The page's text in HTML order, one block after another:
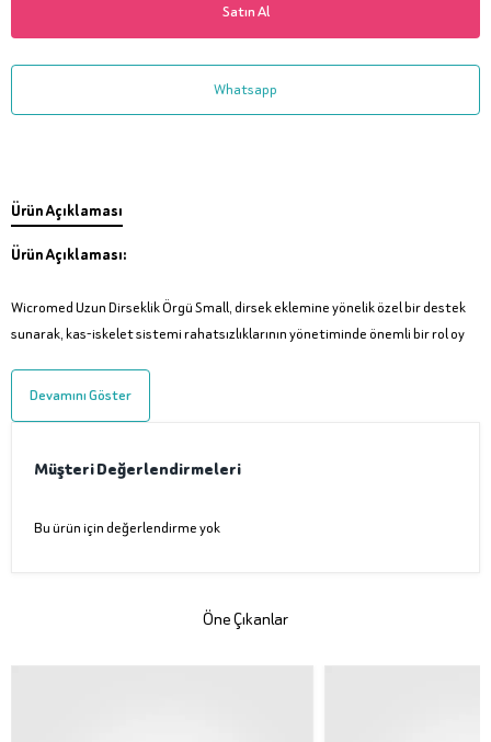
Satın Al
Whatsapp
Ürün Açıklaması
Ürün Açıklaması:
Wicromed Uzun Dirseklik Örgü Small, dirsek eklemine yönelik özel bir destek
sunarak, kas-iskelet sistemi rahatsızlıklarının yönetiminde önemli bir rol oy
Devamını Göster
Müşteri Değerlendirmeleri
Bu ürün için değerlendirme yok
Öne Çıkanlar